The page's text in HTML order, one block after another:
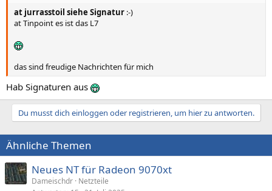
at jurrasstoil siehe Signatur :-)
at Tinpoint es ist das L7
das sind freudige Nachrichten für mich
Hab Signaturen aus
Du musst dich einloggen oder registrieren, um hier zu antworten.
Ähnliche Themen
Neues NT für Radeon 9070xt
Dameischdr Netzteile